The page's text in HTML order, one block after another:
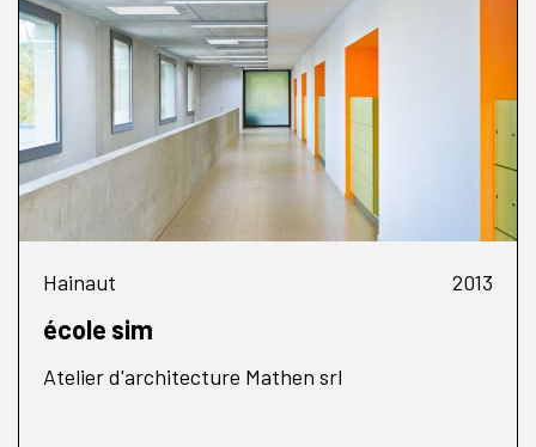
Hainaut 2013
école sim
Atelier d'architecture Mathen srl